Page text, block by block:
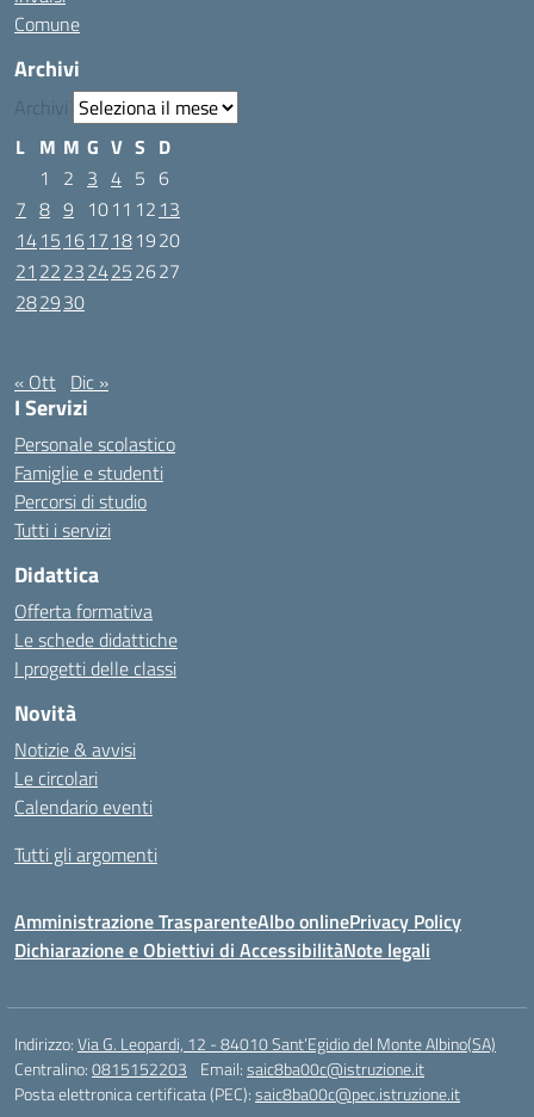
Comune
Archivi
Archivi
L M M G V S D
1
2 3 4 5 6
7 8 9 1011 12 13
1415 1617 181920
21 222324252627
282930
« Ott Dic »
I Servizi
Personale scolastico
Famiglie e studenti
Percorsi di studio
Tutti i servizi
Didattica
Offerta formativa
Le schede didattiche
I progetti delle classi
Novità
Notizie & avvisi
Le circolari
Calendario eventi
Tutti gli argomenti
Amministrazione TrasparenteAlbo onlinePrivacy Policy
Dichiarazione e Obiettivi di AccessibilitàNote legali
Indirizzo:Via G. Leopardi, 12 - 84010 Sant’Egidio del Monte Albino(SA)
Centralino:0815152203 Email:saic8ba00c@istruzione.it
Posta elettronica certificata (PEC):saic8ba00c@pec.istruzione.it